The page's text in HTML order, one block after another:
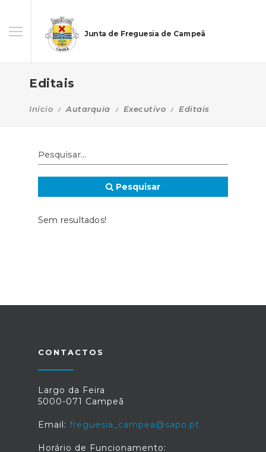
Junta de Freguesia de Campeã
Editais
Início Autarquia Executivo Editais
Pesquisar
Sem resultados!
CONTACTOS
Largo da Feira
5000-071 Campeã
Email: freguesia_campea@sapo.pt
Horário de Funcionamento: